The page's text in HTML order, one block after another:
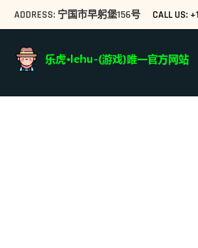
ADDRESS: 宁国市早躬堡156号 CALL US: